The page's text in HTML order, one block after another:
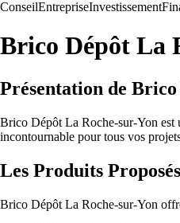
ConseilEntrepriseInvestissement
Brico Dépôt La
Présentation de
Brico Dépôt La Roche-sur-Yon est
incontournable pour tous vos
Les Produits
Brico Dépôt La Roche-sur-Yon